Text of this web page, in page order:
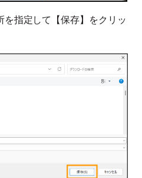
を指定して【保存】をクリッ